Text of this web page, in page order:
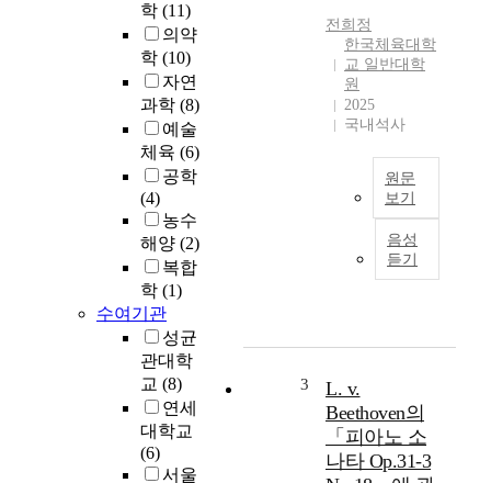
학 (11)
의약
학 (10)
자연
과학 (8)
예술
체육 (6)
공학
(4)
농수
해양 (2)
복합
학 (1)
수여기관
성균
관대학
교 (8)
연세
대학교
(6)
서울
전희정
한국체육대학
교 일반대학
원
2025
국내석사
원문
보기
음성
듣기
3
L. v.
Beethoven의
「피아노 소
나타 Op.31-3